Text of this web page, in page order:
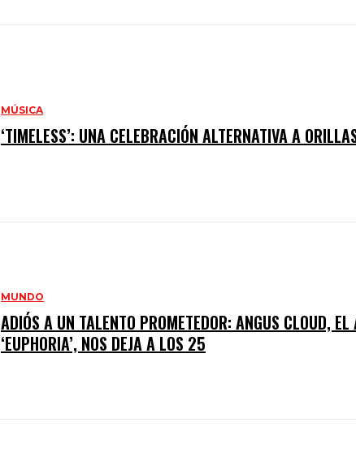
MÚSICA
‘TIMELESS’: UNA CELEBRACIÓN ALTERNATIVA A
MUNDO
ADIÓS A UN TALENTO PROMETEDOR: ANGUS CLOUD, EL
‘EUPHORIA’, NOS DEJA A LOS 25